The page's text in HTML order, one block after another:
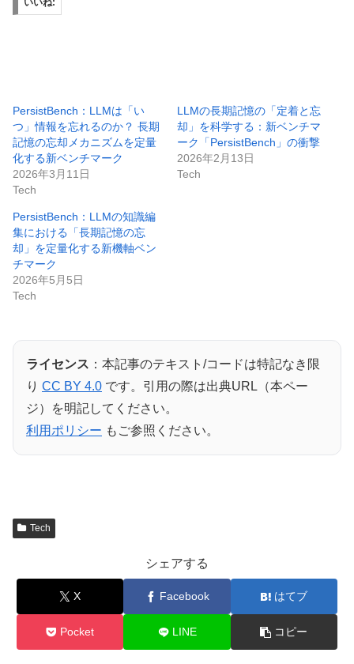
いいね:
PersistBench：LLMは「い
つ」情報を忘れるのか？ 長期
記憶の忘却メカニズムを定量
化する新ベンチマーク
2026年3月11日
Tech
LLMの長期記憶の「定着と忘
却」を科学する：新ベンチマ
ーク「PersistBench」の衝撃
2026年2月13日
Tech
PersistBench：LLMの知識編
集における「長期記憶の忘
却」を定量化する新機軸ベン
チマーク
2026年5月5日
Tech
ライセンス ：本記事のテキスト/コードは特記なき限
り CC BY 4.0 です。引用の際は出典URL（本ペー
ジ）を明記してください。
利用ポリシー もご参照ください。
Tech
シェアする
X Facebook はてブ
Pocket LINE コピー